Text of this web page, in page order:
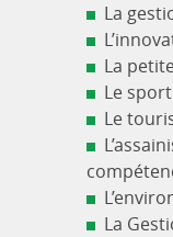
La
La
Le
Le
La